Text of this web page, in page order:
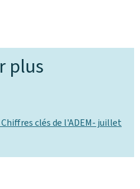
plus
clés de l'ADEM- juillet